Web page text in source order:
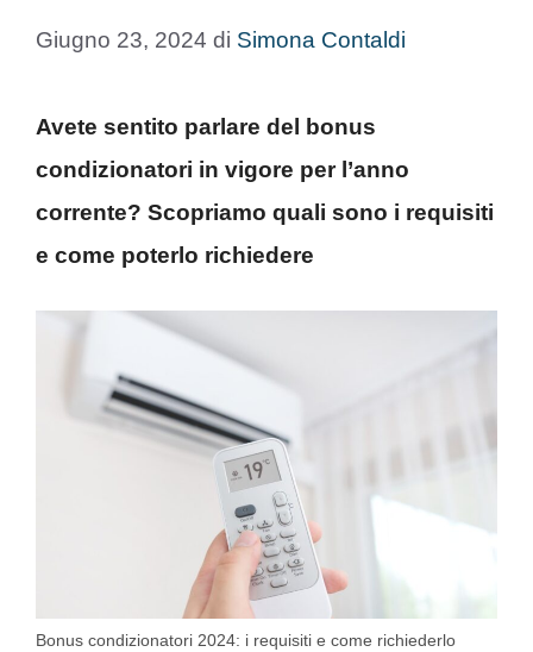
Giugno 23, 2024 di Simona Contaldi
Avete sentito parlare del bonus
condizionatori in vigore per l’anno
corrente? Scopriamo quali sono i requisiti
e come poterlo richiedere
Bonus condizionatori 2024: i requisiti e come richiederlo